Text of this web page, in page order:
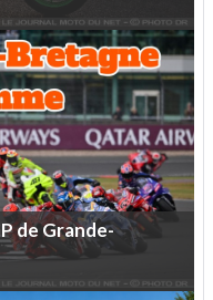
deGrande-